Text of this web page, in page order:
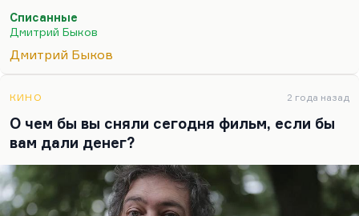
Свиридова, который возвращается из
эмиграции). Десять-пятнадцать лет нам
происходит действие. Но я не хочу его печатать;
роман хорошо, когда есть эпохальное время на
дворе. Сегодня это не тот жанр, в котором надо
выступать. Мне вообще кажется, что время
эпических романов закончилось. Сегодня надо
писать…
Списанные
Дмитрий Быков
Дмитрий Быков
КИНО 2 года назад
О чем бы вы сняли сегодня фильм, если бы
вам дали денег?